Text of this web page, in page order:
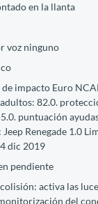
en la llanta
voz ninguno
impacto Euro
82.0.
puntuación
Renegade 1.0
dic 2019
pendiente
activa las
del